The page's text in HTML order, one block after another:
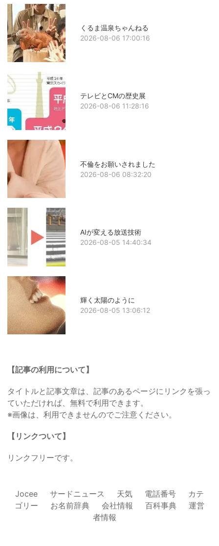
くるま温泉ちゃんねる
2026-08-06 17:00:16
テレビとCMの歴史展
2026-08-06 11:28:16
不倫をお願いされました
2026-08-06 08:32:20
AIが変える放送技術
2026-08-05 14:40:34
輝く太陽のように
2026-08-05 13:06:12
【記事の利用について】
タイトルと記事文章は、記事のあるページにリンクを張っ
ていただければ、無料で利用できます。
※画像は、利用できませんのでご注意ください。
【リンクついて】
リンクフリーです。
Jocee サードニュース 天気 電話番号
カテ
ゴリー
お名前辞典 会社情報 百科事典
運営
者情報